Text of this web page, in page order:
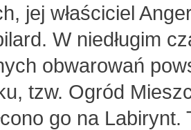
jej właściciel
W niedługim
obwarowań
tzw. Ogród
go na Labirynt.